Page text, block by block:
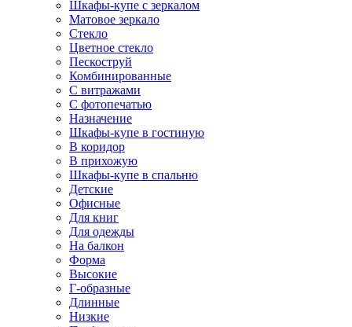
Шкафы-купе с зеркалом
Матовое зеркало
Стекло
Цветное стекло
Пескоструй
Комбинированные
С витражами
С фотопечатью
Назначение
Шкафы-купе в гостиную
В коридор
В прихожую
Шкафы-купе в спальню
Детские
Офисные
Для книг
Для одежды
На балкон
Форма
Высокие
Г-образные
Длинные
Низкие